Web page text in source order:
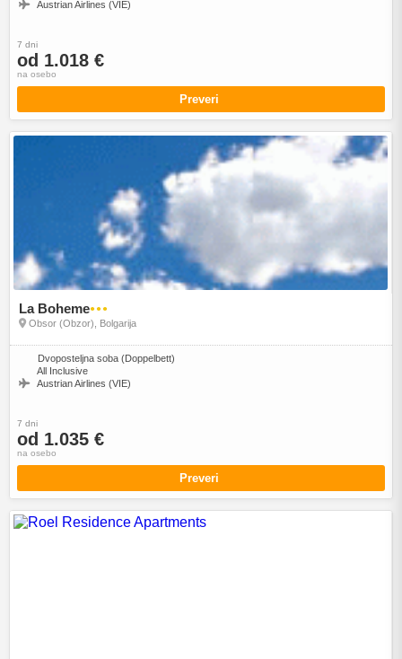
Austrian Airlines (VIE)
7 dni
od 1.018 €
na osebo
Preveri
La Boheme●●●
Obsor (Obzor), Bolgarija
Dvoposteljna soba (Doppelbett)
All Inclusive
Austrian Airlines (VIE)
7 dni
od 1.035 €
na osebo
Preveri